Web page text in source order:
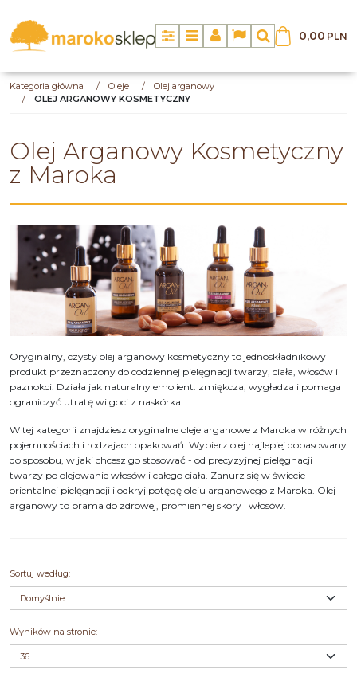
PanelMenuPanelLangSzukaj
0,00 PLN
Kategoria główna / Oleje /
Olej arganowy
/
OLEJ ARGANOWY KOSMETYCZNY
Olej Arganowy Kosmetyczny
z Maroka
Oryginalny, czysty olej arganowy kosmetyczny to jednoskładnikowy
produkt przeznaczony do codziennej pielęgnacji twarzy, ciała, włosów i
paznokci. Działa jak naturalny emolient: zmiękcza, wygładza i pomaga
ograniczyć utratę wilgoci z naskórka.
W tej kategorii znajdziesz oryginalne oleje arganowe z Maroka w różnych
pojemnościach i rodzajach opakowań. Wybierz olej najlepiej dopasowany
do sposobu, w jaki chcesz go stosować - od precyzyjnej pielęgnacji
twarzy po olejowanie włosów i całego ciała. Zanurz się w świecie
orientalnej pielęgnacji i odkryj potęgę oleju arganowego z Maroka. Olej
arganowy to brama do zdrowej, promiennej skóry i włosów.
Sortuj według:
Wyników na stronie: